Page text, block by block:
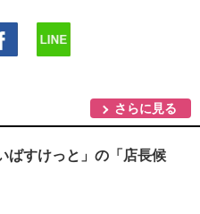
さらに見る
ばすけっと」の「店長候